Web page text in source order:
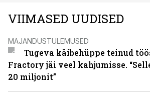
VIIMASED UUDISED
MAJANDUSTULEMUSED
Tugeva käibehüppe teinud
Fractory jäi veel kahjumisse.
20 miljonit”